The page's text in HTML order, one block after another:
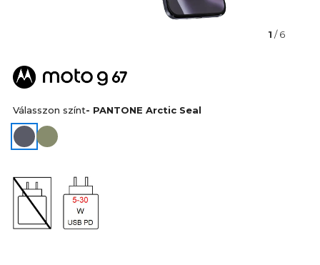
1 / 6
Válasszon színt- PANTONE Arctic Seal